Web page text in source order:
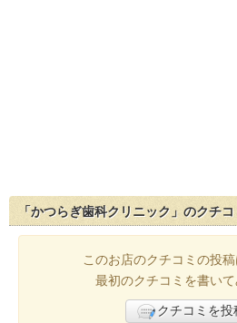
「かつらぎ歯科クリニック」のクチコ
このお店のクチコミの投稿
最初のクチコミを書い
クチコミを投